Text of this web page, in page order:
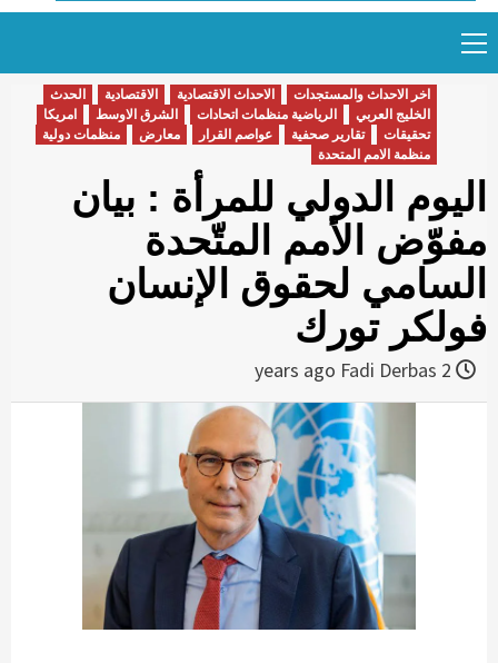
to
content
Menu
اخر الاحداث والمستجدات الاحداث الاقتصادية الاقتصادية
الحدث
الخليج العربي
الرياضية منظمات اتحادات الشرق الاوسط
امريكا
تحقيقات
تقارير صحفية عواصم القرار معارض
منظمات دولية
منظمة الامم المتحدة
اليوم الدولي للمرأة : بيان
مفوّض الأمم المتّحدة
السامي لحقوق الإنسان
فولكر تورك
Fadi Derbas